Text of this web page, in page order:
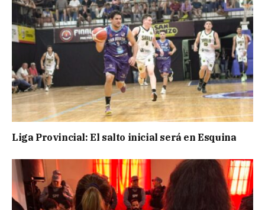
Liga Provincial: El salto inicial será en Esquina